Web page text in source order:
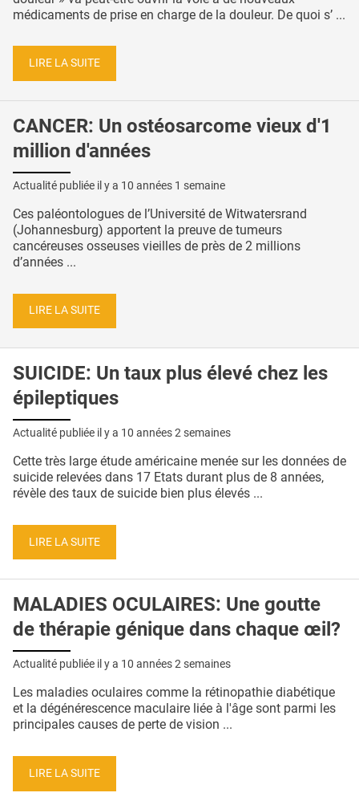
médicaments de prise en charge de la douleur. De quoi s’ ...
LIRE LA SUITE
CANCER: Un ostéosarcome vieux d'1
million d'années
Actualité publiée il y a 10 années 1 semaine
Ces paléontologues de l’Université de Witwatersrand
(Johannesburg) apportent la preuve de tumeurs
cancéreuses osseuses vieilles de près de 2 millions
d’années ...
LIRE LA SUITE
SUICIDE: Un taux plus élevé chez les
épileptiques
Actualité publiée il y a 10 années 2 semaines
Cette très large étude américaine menée sur les données de
suicide relevées dans 17 Etats durant plus de 8 années,
révèle des taux de suicide bien plus élevés ...
LIRE LA SUITE
MALADIES OCULAIRES: Une goutte
de thérapie génique dans chaque œil?
Actualité publiée il y a 10 années 2 semaines
Les maladies oculaires comme la rétinopathie diabétique
et la dégénérescence maculaire liée à l'âge sont parmi les
principales causes de perte de vision ...
LIRE LA SUITE